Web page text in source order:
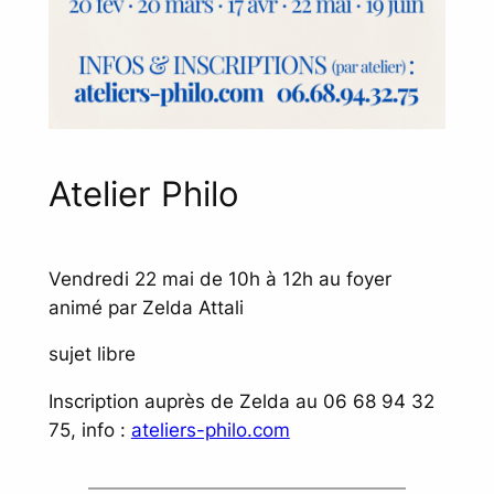
Atelier Philo
Vendredi 22 mai de 10h à 12h au foyer
animé par Zelda Attali
sujet libre
Inscription auprès de Zelda au 06 68 94 32
75, info : ateliers-philo.com